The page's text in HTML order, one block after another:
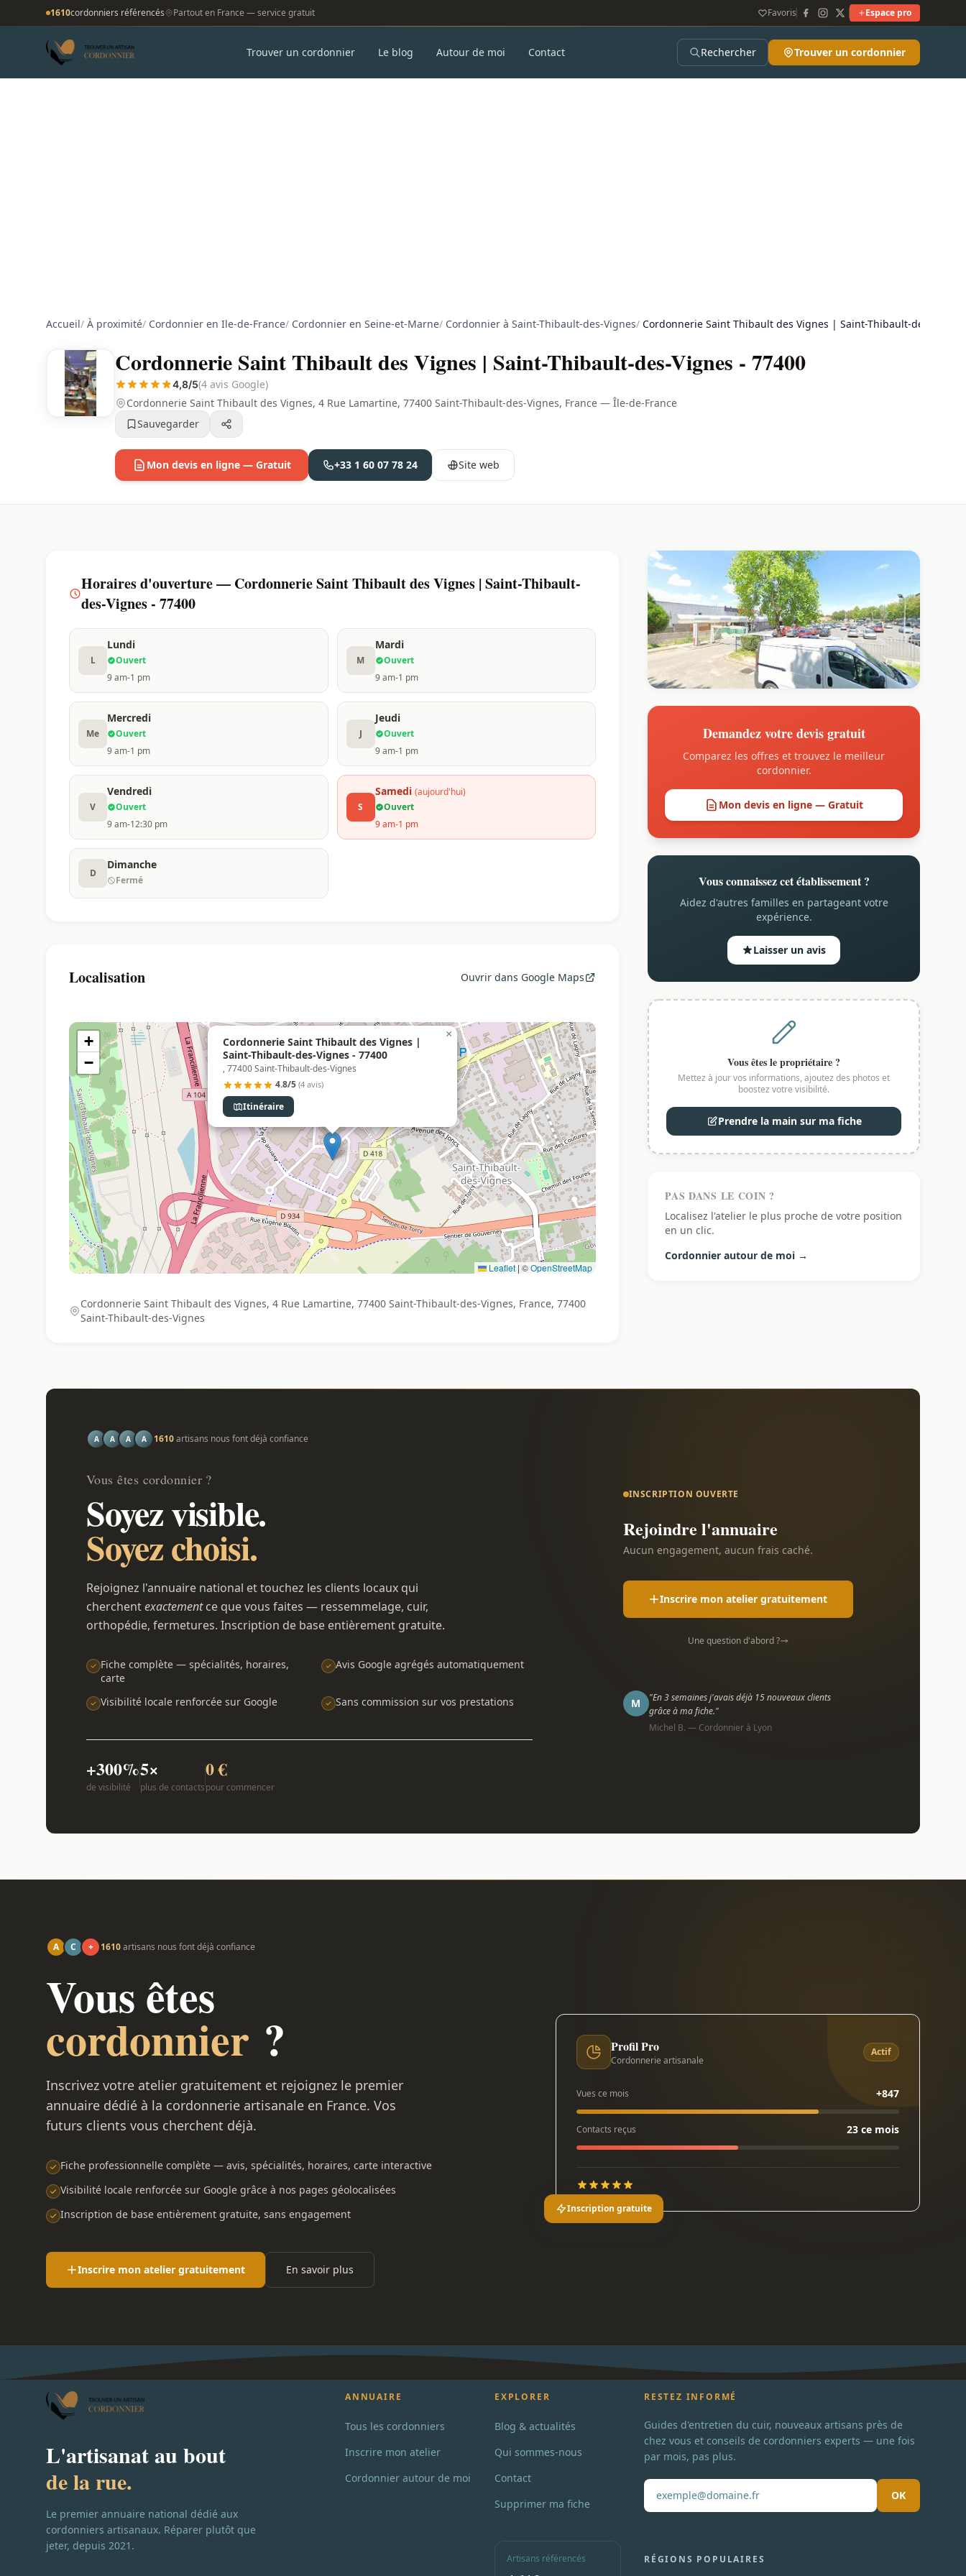
1610cordonniers référencés Partout en France — service gratuit Favoris Espace pro
Trouver un cordonnier Le blog Autour de moi Contact Rechercher Trouver un cordonnier
Accueil/ À proximité/ Cordonnier en Ile-de-France/ Cordonnier en Seine-et-Marne/ Cordonnier à Saint-Thibault-des-Vignes/ Cordonnerie Saint Thibault des Vignes | Saint-Thibault-des-Vignes
Cordonnerie Saint Thibault des Vignes | Saint-Thibault-des-Vignes - 77400
4,8/5(4 avis Google)
Cordonnerie Saint Thibault des Vignes, 4 Rue Lamartine, 77400 Saint-Thibault-des-Vignes, France — Île-de-France
Sauvegarder
Mon devis en ligne — Gratuit +33 1 60 07 78 24 Site web
Horaires d'ouverture — Cordonnerie Saint Thibault des Vignes | Saint-Thibault-
des-Vignes - 77400
L
Lundi
Ouvert
9 am-1 pm
M
Mardi
Ouvert
9 am-1 pm
Me
Mercredi
Ouvert
9 am-1 pm
J
Jeudi
Ouvert
9 am-1 pm
V
Vendredi
Ouvert
9 am-12:30 pm
S
Samedi (aujourd'hui)
Ouvert
9 am-1 pm
D
Dimanche
Fermé
Localisation Ouvrir dans Google Maps
Cordonnerie Saint Thibault des Vignes |
Saint-Thibault-des-Vignes - 77400
, 77400 Saint-Thibault-des-Vignes
4.8/5 (4 avis)
Itinéraire
×
+
−
Leaflet | ©OpenStreetMap
Cordonnerie Saint Thibault des Vignes, 4 Rue Lamartine, 77400 Saint-Thibault-des-Vignes, France, 77400
Saint-Thibault-des-Vignes
Demandez votre devis gratuit
Comparez les offres et trouvez le meilleur
cordonnier.
Mon devis en ligne — Gratuit
Vous connaissez cet établissement ?
Aidez d'autres familles en partageant votre
expérience.
Laisser un avis
Vous êtes le propriétaire ?
Mettez à jour vos informations, ajoutez des photos et
boostez votre visibilité.
Prendre la main sur ma fiche
PAS DANS LE COIN ?
Localisez l'atelier le plus proche de votre position
en un clic.
Cordonnier autour de moi →
A A A A 1610artisans nous font déjà confiance
Vous êtes cordonnier ?
Soyez visible.
Soyez choisi.
Rejoignez l'annuaire national et touchez les clients locaux qui
cherchentexactementce que vous faites — ressemmelage, cuir,
orthopédie, fermetures. Inscription de base entièrement gratuite.
Fiche complète — spécialités, horaires,
carte
Avis Google agrégés automatiquement
Visibilité locale renforcée sur Google Sans commission sur vos prestations
+300%
de visibilité
5×
plus de contacts
0 €
pour commencer
INSCRIPTION OUVERTE
Rejoindre l'annuaire
Aucun engagement, aucun frais caché.
Inscrire mon atelier gratuitement
Une question d'abord ?
M
"En 3 semaines j'avais déjà 15 nouveaux clients
grâce à ma fiche."
Michel B. — Cordonnier à Lyon
A C + 1610artisans nous font déjà confiance
Vous êtes
cordonnier ?
Inscrivez votre atelier gratuitement et rejoignez le premier
annuaire dédié à la cordonnerie artisanale en France. Vos
futurs clients vous cherchent déjà.
Fiche professionnelle complète — avis, spécialités, horaires, carte interactive
Visibilité locale renforcée sur Google grâce à nos pages géolocalisées
Inscription de base entièrement gratuite, sans engagement
Inscrire mon atelier gratuitement En savoir plus
Profil Pro
Cordonnerie artisanale
Actif
Vues ce mois +847
Contacts reçus 23 ce mois
Inscription gratuite
L'artisanat au bout
de la rue.
Le premier annuaire national dédié aux
cordonniers artisanaux. Réparer plutôt que
jeter, depuis 2021.
ANNUAIRE
Tous les cordonniers
Inscrire mon atelier
Cordonnier autour de moi
EXPLORER
Blog & actualités
Qui sommes-nous
Contact
Supprimer ma fiche
Artisans référencés
RESTEZ INFORMÉ
Guides d'entretien du cuir, nouveaux artisans près de
chez vous et conseils de cordonniers experts — une fois
par mois, pas plus.
OK
RÉGIONS POPULAIRES